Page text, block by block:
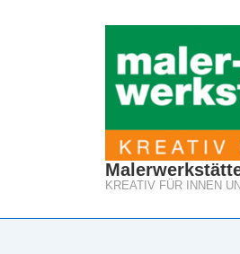
KREATIV FÜR INNEN